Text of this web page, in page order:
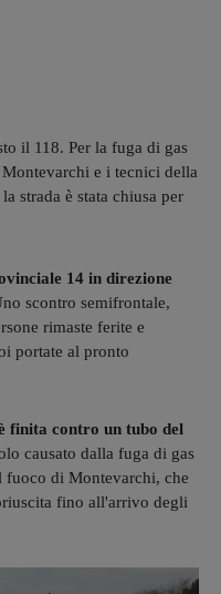
il 118. Per la fuga di gas
e i tecnici della
strada è stata chiusa per
14 in direzione
scontro semifrontale,
rimaste ferite e
portate al pronto
finita contro un tubo del
causato dalla fuga di gas
di Montevarchi, che
fino all'arrivo degli